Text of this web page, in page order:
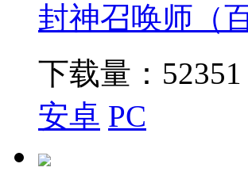
封神召唤师（
下载量： 52351
安卓 PC